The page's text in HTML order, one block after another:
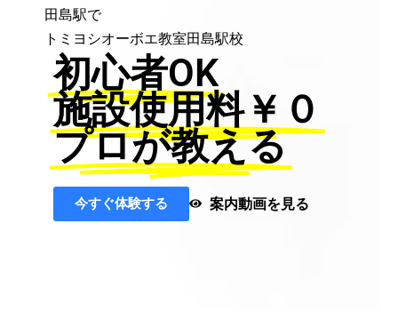
田島駅で
トミヨシオーボエ教室田島駅校
初心者OK
施設使用料￥０
プロが教える
今すぐ体験する 案内動画を見る